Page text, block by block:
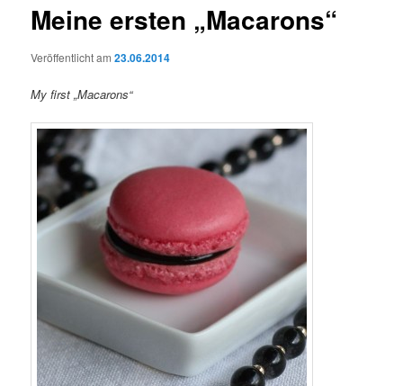
Meine ersten „Macarons“
Veröffentlicht am23.06.2014
My first „Macarons“